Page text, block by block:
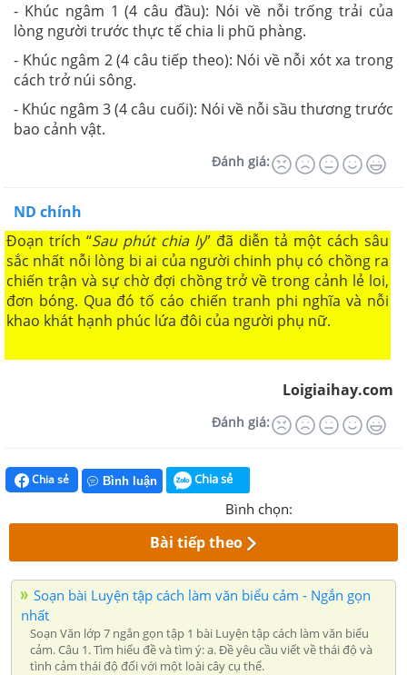
- Khúc ngâm 1 (4 câu đầu): Nói về nỗi trống trải của
lòng người trước thực tế chia li phũ phàng.
- Khúc ngâm 2 (4 câu tiếp theo): Nói về nỗi xót xa trong
cách trở núi sông.
- Khúc ngâm 3 (4 câu cuối): Nói về nỗi sầu thương trước
bao cảnh vật.
Đánh giá:
ND chính
Đoạn trích “Sau phút chia ly” đã diễn tả một cách sâu
sắc nhất nỗi lòng bi ai của người chinh phụ có chồng ra
chiến trận và sự chờ đợi chồng trở về trong cảnh lẻ loi,
đơn bóng. Qua đó tố cáo chiến tranh phi nghĩa và nỗi
khao khát hạnh phúc lứa đôi của người phụ nữ.
Loigiaihay.com
Đánh giá:
Chia sẻ Bình luận Chia sẻ
Bình chọn:
Bài tiếp theo
Soạn bài Luyện tập cách làm văn biểu cảm - Ngắn gọn
nhất
Soạn Văn lớp 7 ngắn gọn tập 1 bài Luyện tập cách làm văn biểu
cảm. Câu 1. Tìm hiểu đề và tìm ý: a. Đề yêu cầu viết về thái độ và
tình cảm thái độ đối với một loài cây cụ thể.